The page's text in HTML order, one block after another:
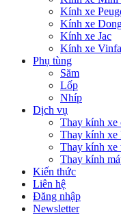
Kính xe
Kính xe
Kính xe Jac
Kính xe
Phụ tùng
Săm
Lốp
Nhíp
Dịch vụ
Thay kính xe
Thay kính xe
Thay kính xe
Thay kính
Kiến thức
Liên hệ
Đăng nhập
Newsletter